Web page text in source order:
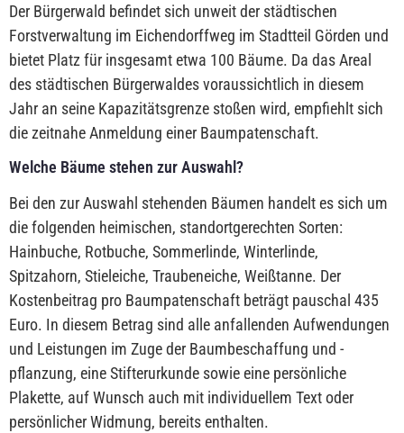
Der Bürgerwald befindet sich unweit der städtischen
Forstverwaltung im Eichendorffweg im Stadtteil Görden und
bietet Platz für insgesamt etwa 100 Bäume. Da das Areal
des städtischen Bürgerwaldes voraussichtlich in diesem
Jahr an seine Kapazitätsgrenze stoßen wird, empfiehlt sich
die zeitnahe Anmeldung einer Baumpatenschaft.
Welche Bäume stehen zur Auswahl?
Bei den zur Auswahl stehenden Bäumen handelt es sich um
die folgenden heimischen, standortgerechten Sorten:
Hainbuche, Rotbuche, Sommerlinde, Winterlinde,
Spitzahorn, Stieleiche, Traubeneiche, Weißtanne. Der
Kostenbeitrag pro Baumpatenschaft beträgt pauschal 435
Euro. In diesem Betrag sind alle anfallenden Aufwendungen
und Leistungen im Zuge der Baumbeschaffung und -
pflanzung, eine Stifterurkunde sowie eine persönliche
Plakette, auf Wunsch auch mit individuellem Text oder
persönlicher Widmung, bereits enthalten.